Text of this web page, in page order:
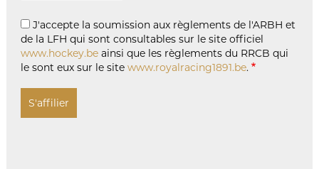
J'accepte la soumission aux règlements de l'ARBH et
de la LFH qui sont consultables sur le site officiel
www.hockey.beainsi que les règlements du RRCB qui
le sont eux sur le site www.royalracing1891.be.